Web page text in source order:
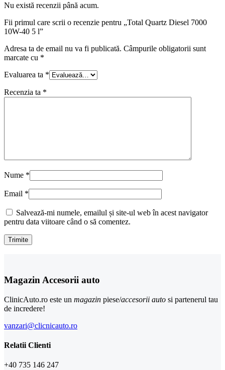
Nu există recenzii până acum.
Fii primul care scrii o recenzie pentru „Total Quartz Diesel 7000
10W-40 5 l”
Adresa ta de email nu va fi publicată. Câmpurile obligatorii sunt
marcate cu *
Evaluarea ta *
Recenzia ta *
Nume *
Email *
Salvează-mi numele, emailul și site-ul web în acest navigator
pentru data viitoare când o să comentez.
Magazin Accesorii auto
ClinicAuto.ro este un magazin piese/accesorii auto si partenerul tau
de incredere!
vanzari@clicnicauto.ro
Relatii Clienti
+40 735 146 247